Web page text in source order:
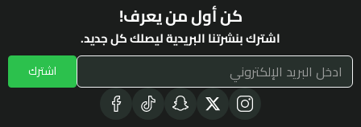
كن أول من يعرف!
اشترك بنشرتنا البريدية ليصلك كل جديد.
اشترك